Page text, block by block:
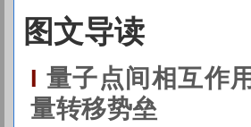
图文导读
I 量子点间相互作
量转移势垒